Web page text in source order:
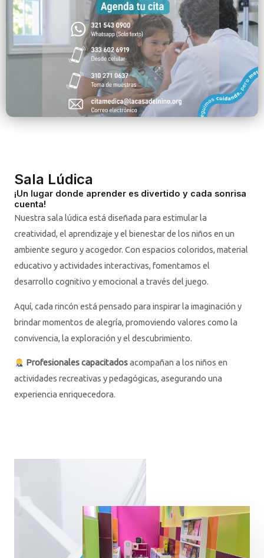
Sala Lúdica
¡Un lugar donde aprender es divertido y cada sonrisa
cuenta!
Nuestra sala lúdica está diseñada para estimular la
creatividad, el aprendizaje y el bienestar de los niños en un
ambiente seguro y acogedor. Con espacios coloridos, material
educativo y actividades interactivas, fomentamos el
desarrollo cognitivo y emocional a través del juego.
Aquí, cada rincón está pensado para inspirar la imaginación y
brindar momentos de alegría, promoviendo valores como la
convivencia, la exploración y el descubrimiento.
Profesionales capacitadosacompañan a los niños en
actividades recreativas y pedagógicas, asegurando una
experiencia enriquecedora.